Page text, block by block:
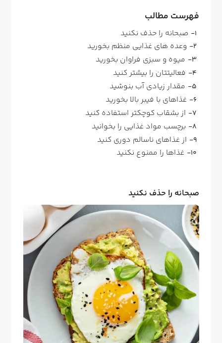
فهرست مطالب
صبحانه را حذف نکنید
وعده های غذایی منظم بخورید
میوه و سبزی فراوان بخورید
فعالیتتان را بیشتر کنید
مقدار زیادی آب بنوشید
غذاهای با فیبر بالا بخورید
از بشقاب کوچکتر استفاده کنید
برچسب مواد غذایی را بخوانید
از غذاهای ناسالم دوری کنید
غذاها را ممنوع نکنید
صبحانه را حذف نکنید